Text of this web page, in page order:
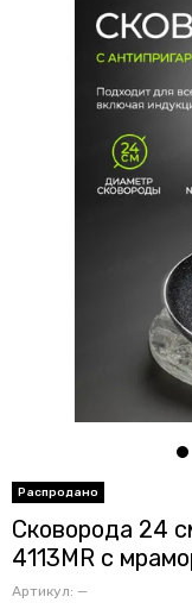
Сковорода 24
4113MR с
Артикул: —